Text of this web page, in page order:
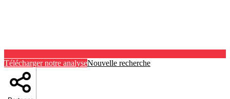
Télécharger notre analyseNouvelle recherche